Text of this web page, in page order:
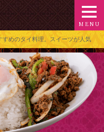
めのタイ料理。スイーツが人気